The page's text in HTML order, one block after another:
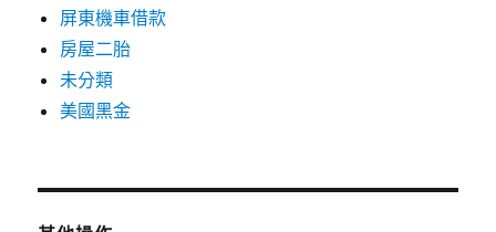
屏東機車借款
房屋二胎
未分類
美國黑金